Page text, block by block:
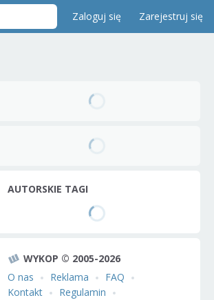
Zaloguj się Zarejestruj się
AUTORSKIE TAGI
WYKOP © 2005-2026
O nas
Reklama
FAQ
Kontakt
Regulamin